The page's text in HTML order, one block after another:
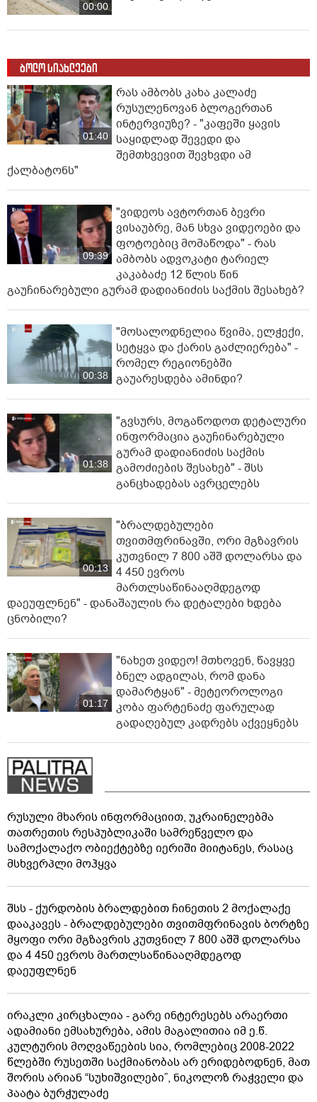
00:00
ბოლო სიახლეები
01:40
რას ამბობს კახა კალაძე
რუსულენოვან ბლოგერთან
ინტერვიუზე? - "კაფეში ყავის
საყიდლად შევედი და
შემთხვევით შევხვდი ამ
ქალბატონს"
09:39
"ვიდეოს ავტორთან ბევრი
ვისაუბრე, მან სხვა ვიდეოები და
ფოტოებიც მომაწოდა" - რას
ამბობს ადვოკატი ტარიელ
კაკაბაძე 12 წლის წინ
გაუჩინარებული გურამ დადიანიძის საქმის შესახებ?
00:38
"მოსალოდნელია წვიმა, ელ­ჭე­ქი,
სე­ტყვა და ქა­რის გაძ­ლი­ე­რე­ბა" -
რომელ რეგიონებში
გაუარესდება ამინდი?
01:38
"გვსურს, მოგაწოდოთ დეტალური
ინფორმაცია გაუჩინარებული
გურამ დადიანიძის საქმის
გამოძიების შესახებ" - შსს
განცხადებას ავრცელებს
00:13
"ბრალდებულები
თვითმფრინავში, ორი მგზავრის
კუთვნილ 7 800 აშშ დოლარსა და
4 450 ევროს
მართლსაწინააღმდეგოდ
დაეუფლნენ" - დანაშაულის რა დეტალები ხდება
ცნობილი?
01:17
"ნახეთ ვიდეო! მთხოვენ, წავყვე
ბნელ ადგილას, რომ დანა
დამარტყან" - მეტეოროლოგი
კობა ფარტენაძე ფარულად
გადაღებულ კადრებს აქვეყნებს
რუსული მხარის ინფორმაციით, უკრაინელებმა
თათრეთის რესპუბლიკაში სამრეწველო და
სამოქალაქო ობიექტებზე იერიში მიიტანეს, რასაც
მსხვერპლი მოჰყვა
შსს - ქურდობის ბრალდებით ჩინეთის 2 მოქალაქე
დააკავეს - ბრალდებულები თვითმფრინავის ბორტზე
მყოფი ორი მგზავრის კუთვნილ 7 800 აშშ დოლარსა
და 4 450 ევროს მართლსაწინააღმდეგოდ
დაეუფლნენ
ირაკლი კირცხალია - გარე ინტერესებს არაერთი
ადამიანი ემსახურება, ამის მაგალითია იმ ე.წ.
კულტურის მოღვაწეების სია, რომლებიც 2008-2022
წლებში რუსეთში საქმიანობას არ ერიდებოდნენ, მათ
შორის არიან “სუხიშვილები”, ნიკოლოზ რაჭველი და
პაატა ბურჭულაძე